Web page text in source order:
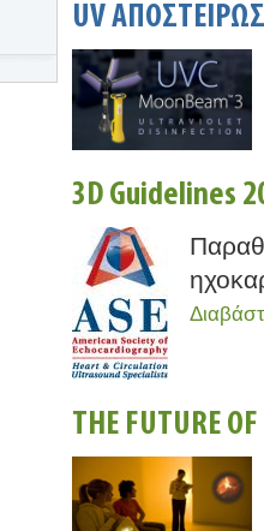
UV
3D Guidelines
THE FUTURE